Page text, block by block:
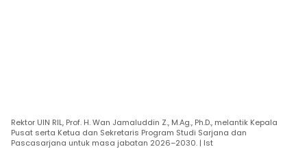
Rektor UIN RIL, Prof. H. Wan Jamaluddin Z., M.Ag., Ph.D., melantik Kepala
Pusat serta Ketua dan Sekretaris Program Studi Sarjana dan
Pascasarjana untuk masa jabatan 2026–2030. | Ist